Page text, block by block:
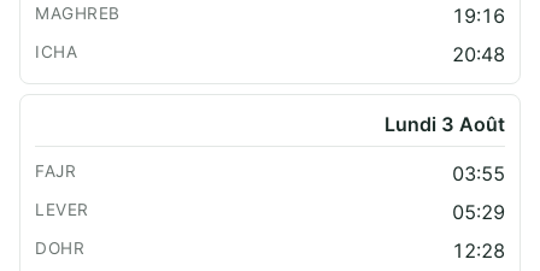
19:16
20:48
Lundi 3 Août
03:55
05:29
12:28